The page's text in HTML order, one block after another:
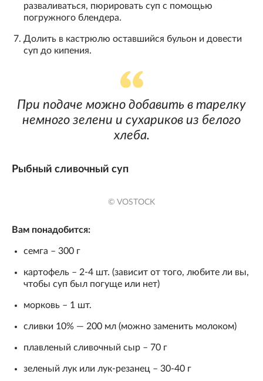
разваливаться, пюрировать суп с помощью
погружного блендера.
Долить в кастрюлю оставшийся бульон и довести
суп до кипения.
При подаче можно добавить в тарелку
немного зелени и сухариков из белого
хлеба.
Рыбный сливочный суп
© VOSTOCK
Вам понадобится:
семга – 300 г
картофель – 2-4 шт. (зависит от того, любите ли вы,
чтобы суп был погуще или нет)
морковь – 1 шт.
сливки 10% — 200 мл (можно заменить молоком)
плавленый сливочный сыр – 70 г
зеленый лук или лук-резанец – 30-40 г